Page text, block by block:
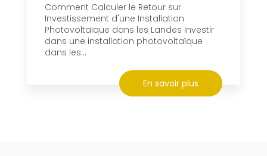
Comment Calculer le Retour sur
Investissement d'une Installation
Photovoltaïque dans les Landes Investir
dans une installation photovoltaïque
dans les...
En savoir plus